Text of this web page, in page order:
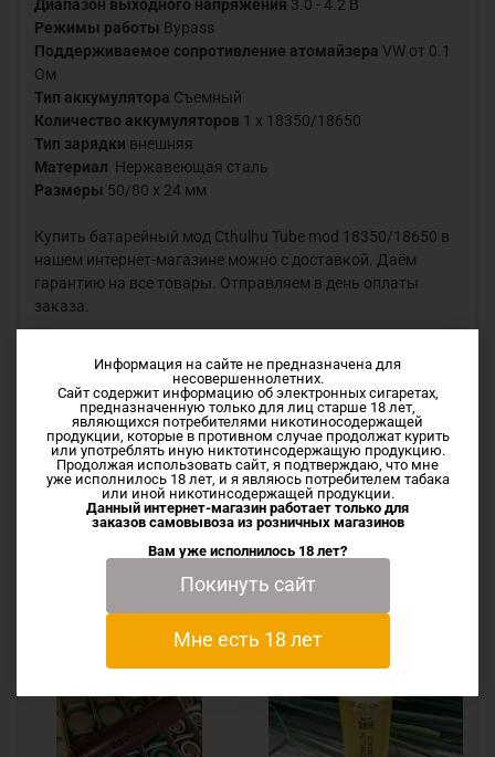
Диапазон выходного напряжения 3.0 - 4.2 В
Режимы работы Bypass
Поддерживаемое сопротивление атомайзера VW от 0.1
Ом
Тип аккумулятора Съемный
Количество аккумуляторов 1 х 18350/18650
Тип зарядки внешняя
Материал Нержавеющая сталь
Размеры 50/80 х 24 мм
Купить батарейный мод Cthulhu Tube mod 18350/18650 в
нашем интернет-магазине можно с доставкой. Даём
гарантию на все товары. Отправляем в день оплаты
заказа.
Характеристики
Отзывы
Сопутствующие товары
Информация на сайте не предназначена для
несовершеннолетних.
Сайт содержит информацию об электронных сигаретах,
предназначенную только для лиц старше 18 лет,
являющихся потребителями никотиносодержащей
продукции, которые в противном случае продолжат курить
или употреблять иную никтотинсодержащую продукцию.
Продолжая использовать сайт, я подтверждаю, что мне
уже исполнилось 18 лет, и я являюсь потребителем табака
или иной никотинсодержащей продукции.
Данный интернет-магазин работает только для
заказов самовывоза из розничных магазинов
Вам уже исполнилось 18 лет?
Покинуть сайт
Мне есть 18 лет